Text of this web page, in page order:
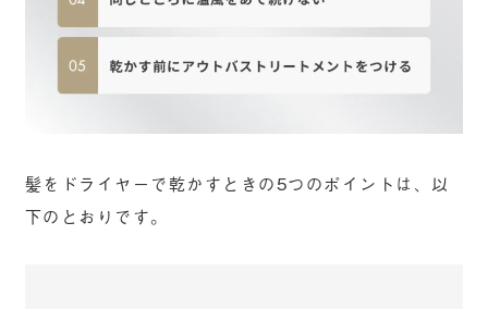
髪をドライヤーで乾かすときの5つのポイントは、以
下のとおりです。